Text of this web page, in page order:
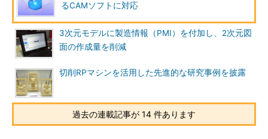
るCAMソフトに対応
3次元モデルに製造情報（PMI）を付加し、2次元図
面の作成量を削減
切削RPマシンを活用した先進的な研究事例を披露
過去の連載記事が 14 件あります